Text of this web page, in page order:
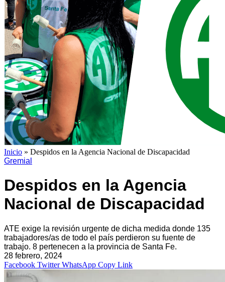
Inicio » Despidos en la Agencia Nacional de Discapacidad
Gremial
Despidos en la Agencia
Nacional de Discapacidad
ATE exige la revisión urgente de dicha medida donde 135
trabajadores/as de todo el país perdieron su fuente de
trabajo. 8 pertenecen a la provincia de Santa Fe.
28 febrero, 2024
Facebook Twitter WhatsApp Copy Link